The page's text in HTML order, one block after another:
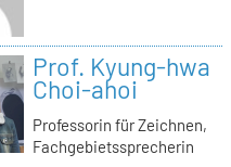
Prof. Kyung-hwa
Choi-ahoi
Professorin für Zeichnen,
Fachgebietssprecherin